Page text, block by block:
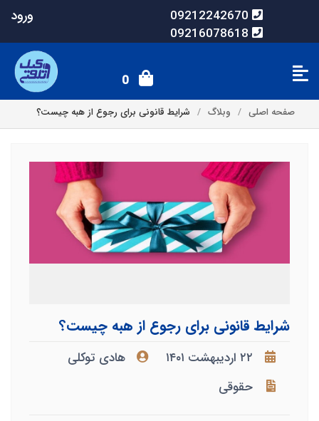
09212242670
09216078618
ورود
0
صفحه اصلی وبلاگ شرایط قانونی برای رجوع از هبه چیست؟
شرایط قانونی برای رجوع از هبه چیست؟
۲۲ اردیبهشت ۱۴۰۱
هادی توکلی
حقوقی